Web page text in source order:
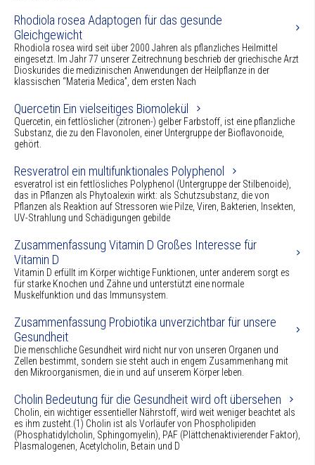
Rhodiola rosea Adaptogen für das gesunde
Gleichgewicht
Rhodiola rosea wird seit über 2000 Jahren als pflanzliches Heilmittel
eingesetzt. Im Jahr 77 unserer Zeitrechnung beschrieb der griechische Arzt
Dioskurides die medizinischen Anwendungen der Heilpflanze in der
klassischen “Materia Medica”, dem ersten Nach
Quercetin Ein vielseitiges Biomolekül
Quercetin, ein fettlöslicher (zitronen-) gelber Farbstoff, ist eine pflanzliche
Substanz, die zu den Flavonolen, einer Untergruppe der Bioflavonoide,
gehört.
Resveratrol ein multifunktionales Polyphenol
esveratrol ist ein fettlösliches Polyphenol (Untergruppe der Stilbenoide),
das in Pflanzen als Phytoalexin wirkt: als Schutzsubstanz, die von
Pflanzen als Reaktion auf Stressoren wie Pilze, Viren, Bakterien, Insekten,
UV-Strahlung und Schädigungen gebilde
Zusammenfassung Vitamin D Großes Interesse für
Vitamin D
Vitamin D erfüllt im Körper wichtige Funktionen, unter anderem sorgt es
für starke Knochen und Zähne und unterstützt eine normale
Muskelfunktion und das Immunsystem.
Zusammenfassung Probiotika unverzichtbar für unsere
Gesundheit
Die menschliche Gesundheit wird nicht nur von unseren Organen und
Zellen bestimmt, sondern sie steht auch in engem Zusammenhang mit
den Mikroorganismen, die in und auf unserem Körper leben.
Cholin Bedeutung für die Gesundheit wird oft übersehen
Cholin, ein wichtiger essentieller Nährstoff, wird weit weniger beachtet als
es ihm zusteht.(1) Cholin ist als Vorläufer von Phospholipiden
(Phosphatidylcholin, Sphingomyelin), PAF (Plättchenaktivierender Faktor),
Plasmalogenen, Acetylcholin, Betain und D